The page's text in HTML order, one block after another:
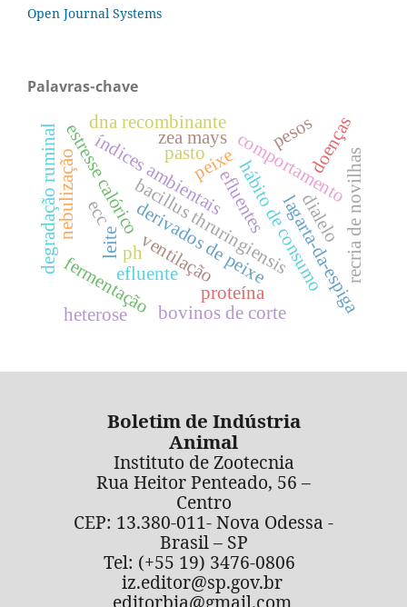
Open Journal Systems
Palavras-chave
peixe
derivados de peixehábito de consumo
comportamento
estresse calórico
índices ambientais
nebulização
ventilação
efluente
fermentação
ph
proteína
bacillus thruringiensislagarta-da-espiga
dna recombinante
zea mays
degradação ruminal efluentes
bovinos de corte
pesos
pasto recria de novilhas
doenças
leite
ecc dialelo
heterose
Boletim de Indústria
Animal
Instituto de Zootecnia
Rua Heitor Penteado, 56 –
Centro
CEP: 13.380-011- Nova Odessa -
Brasil – SP
Tel: (+55 19) 3476-0806
iz.editor@sp.gov.br
editorbia@gmail.com